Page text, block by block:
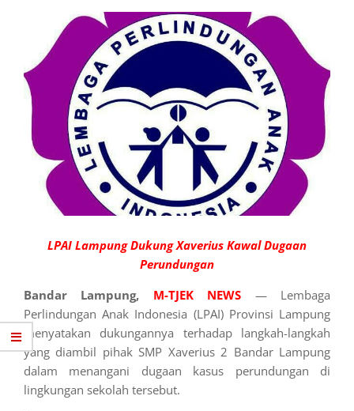
LPAI Lampung Dukung Xaverius Kawal Dugaan
Perundungan
Bandar Lampung, M-TJEK NEWS — Lembaga
Perlindungan Anak Indonesia (LPAI) Provinsi Lampung
menyatakan dukungannya terhadap langkah-langkah
yang diambil pihak SMP Xaverius 2 Bandar Lampung
dalam menangani dugaan kasus perundungan di
lingkungan sekolah tersebut.